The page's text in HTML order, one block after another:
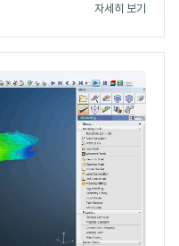
자세히 보기